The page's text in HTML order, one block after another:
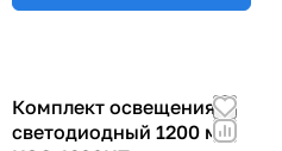
Комплект освещения
светодиодный 1200 мм